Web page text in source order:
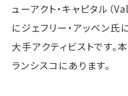
ューアクト・キャピタル
にジェフリー・アッベン氏
大手アクティビストです。
ランシスコにあります。